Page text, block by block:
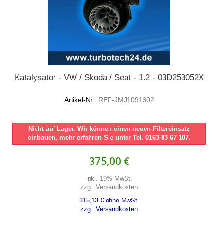
Katalysator - VW / Skoda / Seat - 1.2 - 03D253052X
Artikel-Nr.: REF-JMJ1091302
Nicht auf Lager. Wir können einen neuen Filtereinsatz
einbauen, mehr erfahren Sie unter Tel. 0163 83 67 107.
375,00 €
inkl. 19% MwSt.
zzgl. Versandkosten
315,13 € ohne MwSt.
zzgl. Versandkosten